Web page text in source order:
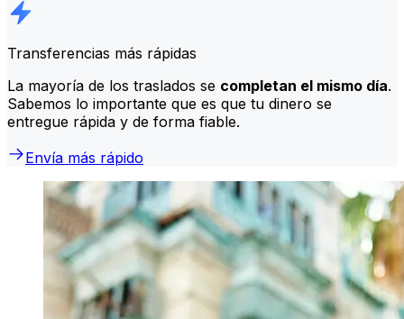
Transferencias más rápidas
La mayoría de los traslados se completan el mismo día.
Sabemos lo importante que es que tu dinero se
entregue rápida y de forma fiable.
Envía más rápido